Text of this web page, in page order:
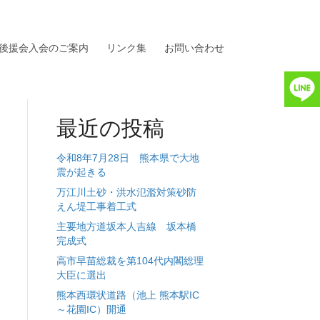
援会入会のご案内 リンク集 お問い合わせ
最近の投稿
令和8年7月28日 熊本県で大地
震が起きる
万江川土砂・洪水氾濫対策砂防
えん堤工事着工式
主要地方道坂本人吉線 坂本橋
完成式
高市早苗総裁を第104代内閣総理
大臣に選出
熊本西環状道路（池上 熊本駅IC
～花園IC）開通